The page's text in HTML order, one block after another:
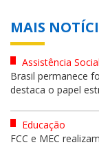
MAIS
Assistência Social
Brasil permanece
destaca o papel
Educação
FCC e MEC